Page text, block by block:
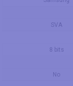
SVA
8 bits
No